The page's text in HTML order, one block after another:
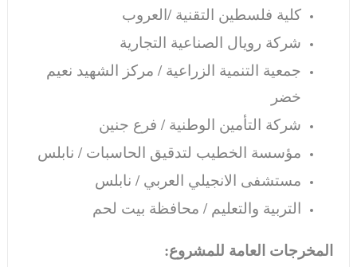
كلية فلسطين التقنية /العروب
شركة رويال الصناعية التجارية
جمعية التنمية الزراعية / مركز الشهيد نعيم
خضر
شركة التأمين الوطنية / فرع جنين
مؤسسة الخطيب لتدقيق الحاسبات / نابلس
مستشفى الانجيلي العربي / نابلس
التربية والتعليم / محافظة بيت لحم
المخرجات العامة للمشروع: